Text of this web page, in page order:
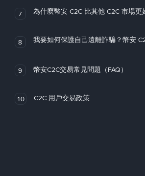
7 為什麼幣安 C2C 比其他 C2C 市場更
8 我要如何保護自己遠離詐騙？幣安
9 幣安C2C交易常見問題（FAQ）
10 C2C 用戶交易政策